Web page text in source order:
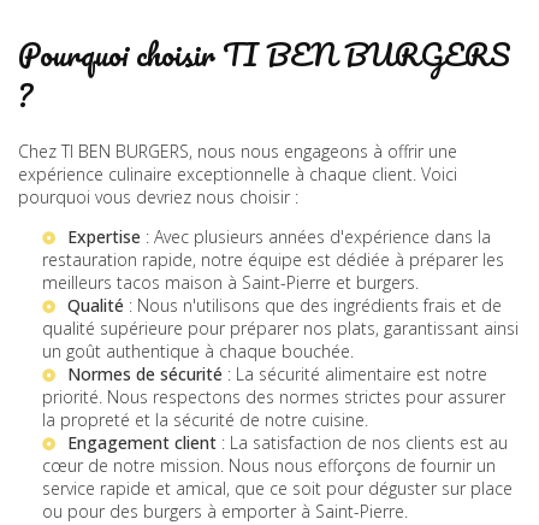
Pourquoi choisir TI BEN BURGERS
?
Chez TI BEN BURGERS, nous nous engageons à offrir une
expérience culinaire exceptionnelle à chaque client. Voici
pourquoi vous devriez nous choisir :
Expertise : Avec plusieurs années d'expérience dans la
restauration rapide, notre équipe est dédiée à préparer les
meilleurs tacos maison à Saint-Pierre et burgers.
Qualité : Nous n'utilisons que des ingrédients frais et de
qualité supérieure pour préparer nos plats, garantissant ainsi
un goût authentique à chaque bouchée.
Normes de sécurité : La sécurité alimentaire est notre
priorité. Nous respectons des normes strictes pour assurer
la propreté et la sécurité de notre cuisine.
Engagement client : La satisfaction de nos clients est au
cœur de notre mission. Nous nous efforçons de fournir un
service rapide et amical, que ce soit pour déguster sur place
ou pour des burgers à emporter à Saint-Pierre.